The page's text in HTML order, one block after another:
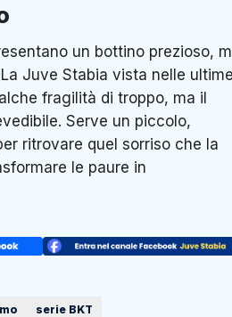
un bottino prezioso,
Juve Stabia vista nelle
fragilità di troppo, ma il
Serve un piccolo,
ritrovare quel sorriso che la
le paure in
serie BKT